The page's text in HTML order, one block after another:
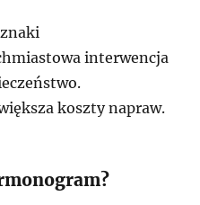
interwencja
koszty napraw.